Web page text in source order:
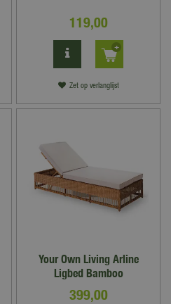
119,00
Zet op verlanglijst
Your Own Living Arline
Ligbed Bamboo
399,00